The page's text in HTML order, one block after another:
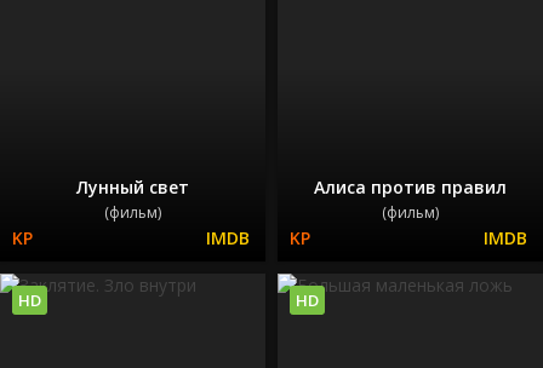
Лунный свет
(фильм)
Алиса против правил
(фильм)
HD HD